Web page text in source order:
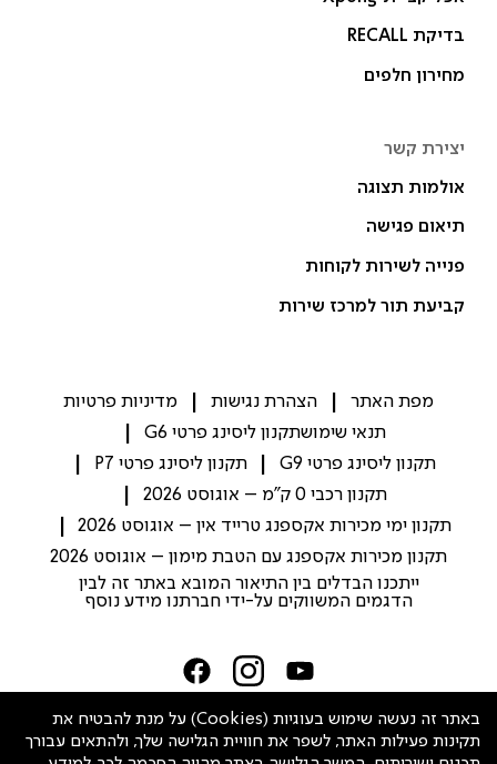
בדיקת RECALL
מחירון חלפים
יצירת קשר
אולמות תצוגה
תיאום פגישה
פנייה לשירות לקוחות
קביעת תור למרכז שירות
מפת האתר הצהרת נגישות
מדיניות פרטיות
תנאי שימושתקנון ליסינג פרטי G6
תקנון ליסינג פרטי G9
תקנון ליסינג פרטי P7
תקנון רכבי 0 ק"מ – אוגוסט 2026
תקנון ימי מכירות אקספנג טרייד אין – אוגוסט 2026
תקנון מכירות אקספנג עם הטבת מימון – אוגוסט 2026
ייתכנו הבדלים בין התיאור המובא באתר זה לבין
הדגמים המשווקים על-ידי חברתנו מידע נוסף
Israel
באתר זה נעשה שימוש בעוגיות (Cookies) על מנת להבטיח את
תקינות פעילות האתר, לשפר את חוויית הגלישה שלך, ולהתאים עבורך